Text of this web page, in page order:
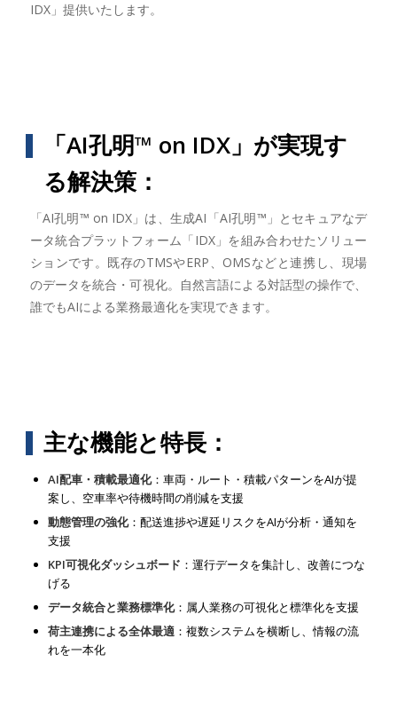
IDX」提供いたします。
「AI孔明™ on IDX」が実現す
る解決策：
「AI孔明™ on IDX」は、生成AI「AI孔明™」とセキュアなデ
ータ統合プラットフォーム「IDX」を組み合わせたソリュー
ションです。既存のTMSやERP、OMSなどと連携し、現場
のデータを統合・可視化。自然言語による対話型の操作で、
誰でもAIによる業務最適化を実現できます。
主な機能と特長：
AI配車・積載最適化：車両・ルート・積載パターンをAIが提
案し、空車率や待機時間の削減を支援
動態管理の強化：配送進捗や遅延リスクをAIが分析・通知を
支援
KPI可視化ダッシュボード ：運行データを集計し、改善につな
げる
データ統合と業務標準化：属人業務の可視化と標準化を支援
荷主連携による全体最適：複数システムを横断し、情報の流
れを一本化